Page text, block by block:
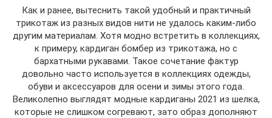
Как и ранее, вытеснить такой удобный и практичный
трикотаж из разных видов нити не удалось каким-либо
другим материалам. Хотя модно встретить в коллекциях,
к примеру, кардиган бомбер из трикотажа, но с
бархатными рукавами. Такое сочетание фактур
довольно часто используется в коллекциях одежды,
обуви и аксессуаров для осени и зимы этого года.
Великолепно выглядят модные кардиганы 2021 из шелка,
которые не слишком согревают, зато образ дополняют